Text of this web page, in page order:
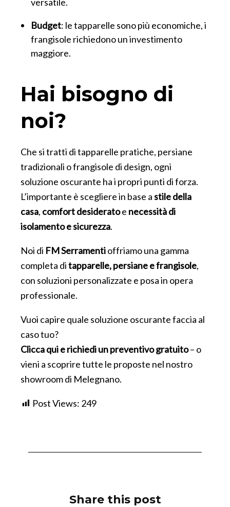
Budget: le tapparelle sono più economiche, i
frangisole richiedono un investimento
maggiore.
Hai bisogno di
noi?
Che si tratti di tapparelle pratiche, persiane
tradizionali o frangisole di design, ogni
soluzione oscurante ha i propri punti di forza.
L’importante è scegliere in base astile della
casa, comfort desideratoe necessità di
isolamento e sicurezza.
Noi di FM Serramentioffriamo una gamma
completa ditapparelle, persiane e frangisole,
con soluzioni personalizzate e posa in opera
professionale.
Vuoi capire quale soluzione oscurante faccia al
caso tuo?
Clicca qui e richiedi un preventivo gratuito– o
vieni a scoprire tutte le proposte nel nostro
showroom di Melegnano.
Post Views: 249
Share this post